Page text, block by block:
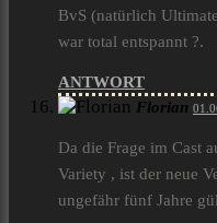
BvS (natürlich
war total entspannt ?.
ANTWORT
Florian
Da die Frage im Cast
Variety , ist der neue
ungefähr fünf Jahre